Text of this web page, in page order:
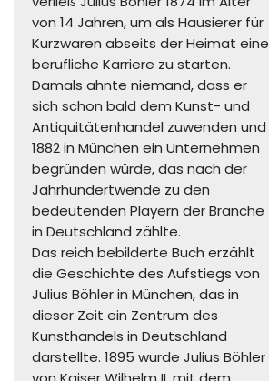
von 14 Jahren, um als Hausierer für
Kurzwaren abseits der Heimat eine
berufliche Karriere zu starten.
Damals ahnte niemand, dass er
sich schon bald dem Kunst- und
Antiquitätenhandel zuwenden und
1882 in München ein Unternehmen
begründen würde, das nach der
Jahrhundertwende zu den
bedeutenden Playern der Branche
in Deutschland zählte.
Das reich bebilderte Buch erzählt
die Geschichte des Aufstiegs von
Julius Böhler in München, das in
dieser Zeit ein Zentrum des
Kunsthandels in Deutschland
darstellte. 1895 wurde Julius Böhler